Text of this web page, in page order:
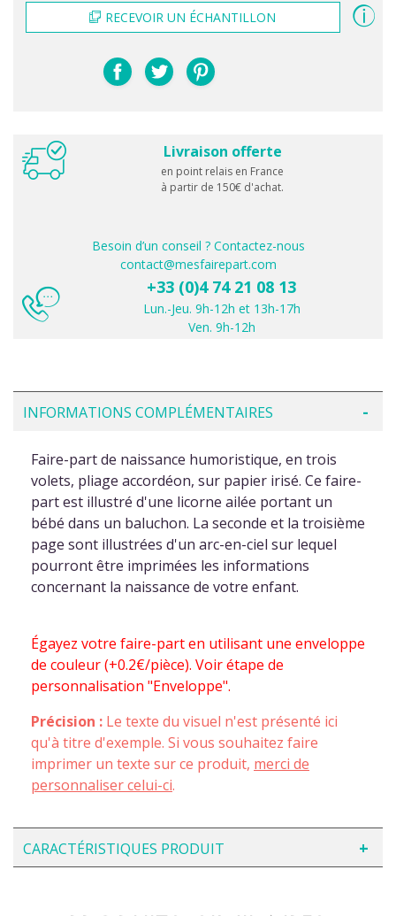
RECEVOIR UN ÉCHANTILLON
Livraison offerte
en point relais en France
à partir de 150€ d'achat.
Besoin d’un conseil ? Contactez-nous
contact@mesfairepart.com
+33 (0)4 74 21 08 13
Lun.-Jeu. 9h-12h et 13h-17h
Ven. 9h-12h
INFORMATIONS COMPLÉMENTAIRES
Faire-part de naissance humoristique, en trois
volets, pliage accordéon, sur papier irisé. Ce faire-
part est illustré d'une licorne ailée portant un
bébé dans un baluchon. La seconde et la troisième
page sont illustrées d'un arc-en-ciel sur lequel
pourront être imprimées les informations
concernant la naissance de votre enfant.
Égayez votre faire-part en utilisant une enveloppe
de couleur (+0.2€/pièce). Voir étape de
personnalisation "Enveloppe".
Précision : Le texte du visuel n'est présenté ici
qu'à titre d'exemple. Si vous souhaitez faire
imprimer un texte sur ce produit, merci de
personnaliser celui-ci.
CARACTÉRISTIQUES PRODUIT